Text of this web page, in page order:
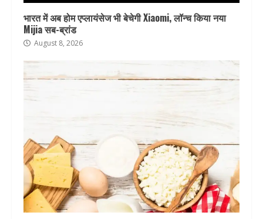
भारत में अब होम एप्लायंसेज भी बेचेगी Xiaomi, लॉन्च किया नया
Mijia सब-ब्रांड
August 8, 2026